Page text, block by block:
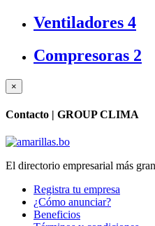
Ventiladores 4
Compresoras 2
×
Contacto | GROUP CLIMA
El directorio empresarial más
Registra tu empresa
¿Cómo anunciar?
Beneficios